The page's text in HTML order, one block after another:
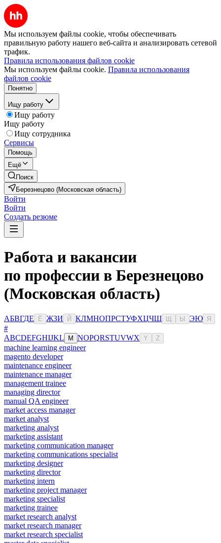
Мы используем файлы cookie, чтобы обеспечивать
правильную работу нашего веб-сайта и анализировать сетевой
трафик.
Правила использования файлов cookie
Мы используем файлы cookie. Правила использования
файлов cookie
Понятно
Ищу работу
Ищу работу
Ищу работу
Ищу сотрудника
Сервисы
Помощь
Ещё
Поиск
Березнецово (Московская область)
Войти
Войти
Создать резюме
Работа и вакансии
по профессии в Березнецово
(Московская область)
АБВГДЕ Ё ЖЗИ Й КЛМНОПРСТУФХЦЧШ Ы ЭЮ Я
#
ABCDEFGHIJKL M NOPQRSTUVWX Y Z
machine learning engineer
magento developer
maintenance engineer
maintenance manager
management trainee
managing director
manual QA engineer
market access manager
market analyst
marketing analyst
marketing assistant
marketing communication manager
marketing communications specialist
marketing designer
marketing director
marketing intern
marketing project manager
marketing specialist
marketing trainee
market research analyst
market research manager
market research specialist